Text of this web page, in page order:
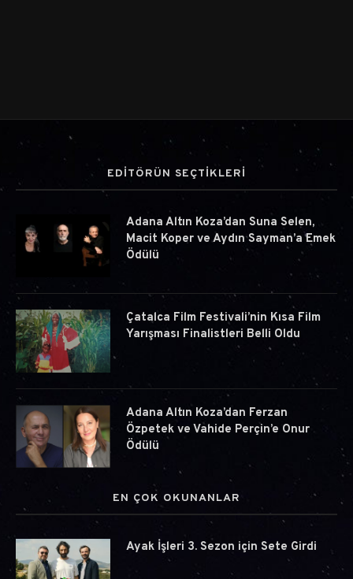
EDİTÖRÜN SEÇTİKLERİ
Adana Altın Koza’dan Suna Selen,
Macit Koper ve Aydın Sayman’a Emek
Ödülü
Çatalca Film Festivali’nin Kısa Film
Yarışması Finalistleri Belli Oldu
Adana Altın Koza’dan Ferzan
Özpetek ve Vahide Perçin’e Onur
Ödülü
EN ÇOK OKUNANLAR
Ayak İşleri 3. Sezon için Sete Girdi